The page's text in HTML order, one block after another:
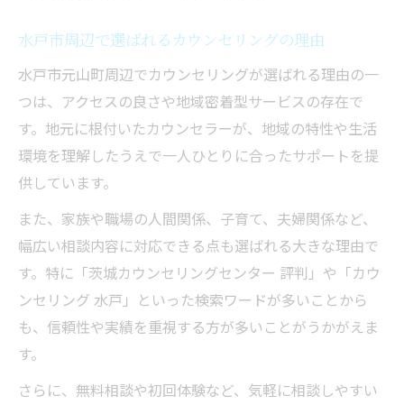
水戸市周辺で選ばれるカウンセリングの理由
水戸市元山町周辺でカウンセリングが選ばれる理由の一
つは、アクセスの良さや地域密着型サービスの存在で
す。地元に根付いたカウンセラーが、地域の特性や生活
環境を理解したうえで一人ひとりに合ったサポートを提
供しています。
また、家族や職場の人間関係、子育て、夫婦関係など、
幅広い相談内容に対応できる点も選ばれる大きな理由で
す。特に「茨城カウンセリングセンター 評判」や「カウ
ンセリング 水戸」といった検索ワードが多いことから
も、信頼性や実績を重視する方が多いことがうかがえま
す。
さらに、無料相談や初回体験など、気軽に相談しやすい